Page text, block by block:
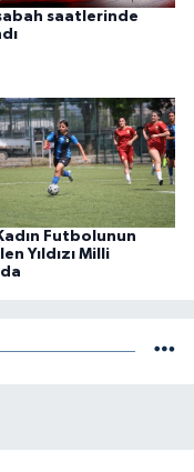
saatlerinde
Futbolunun
Yıldızı Milli